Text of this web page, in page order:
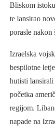
Bliskom
te lansirao
porasle nakon
Izraelska
bespilotne
hutisti
početka
regijom.
napade na